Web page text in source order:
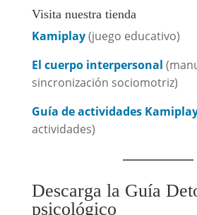
Visita nuestra tienda
Kamiplay(juego educativo)
El cuerpo interpersonal
sincronización sociomotriz)
Guía de actividades
actividades)
Descarga la Guía
psicológico